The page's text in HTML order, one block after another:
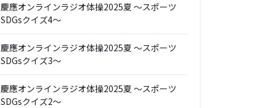
慶應オンラインラジオ体操2025夏 ～スポーツ
SDGsクイズ4～
慶應オンラインラジオ体操2025夏 ～スポーツ
SDGsクイズ3～
慶應オンラインラジオ体操2025夏 ～スポーツ
SDGsクイズ2～